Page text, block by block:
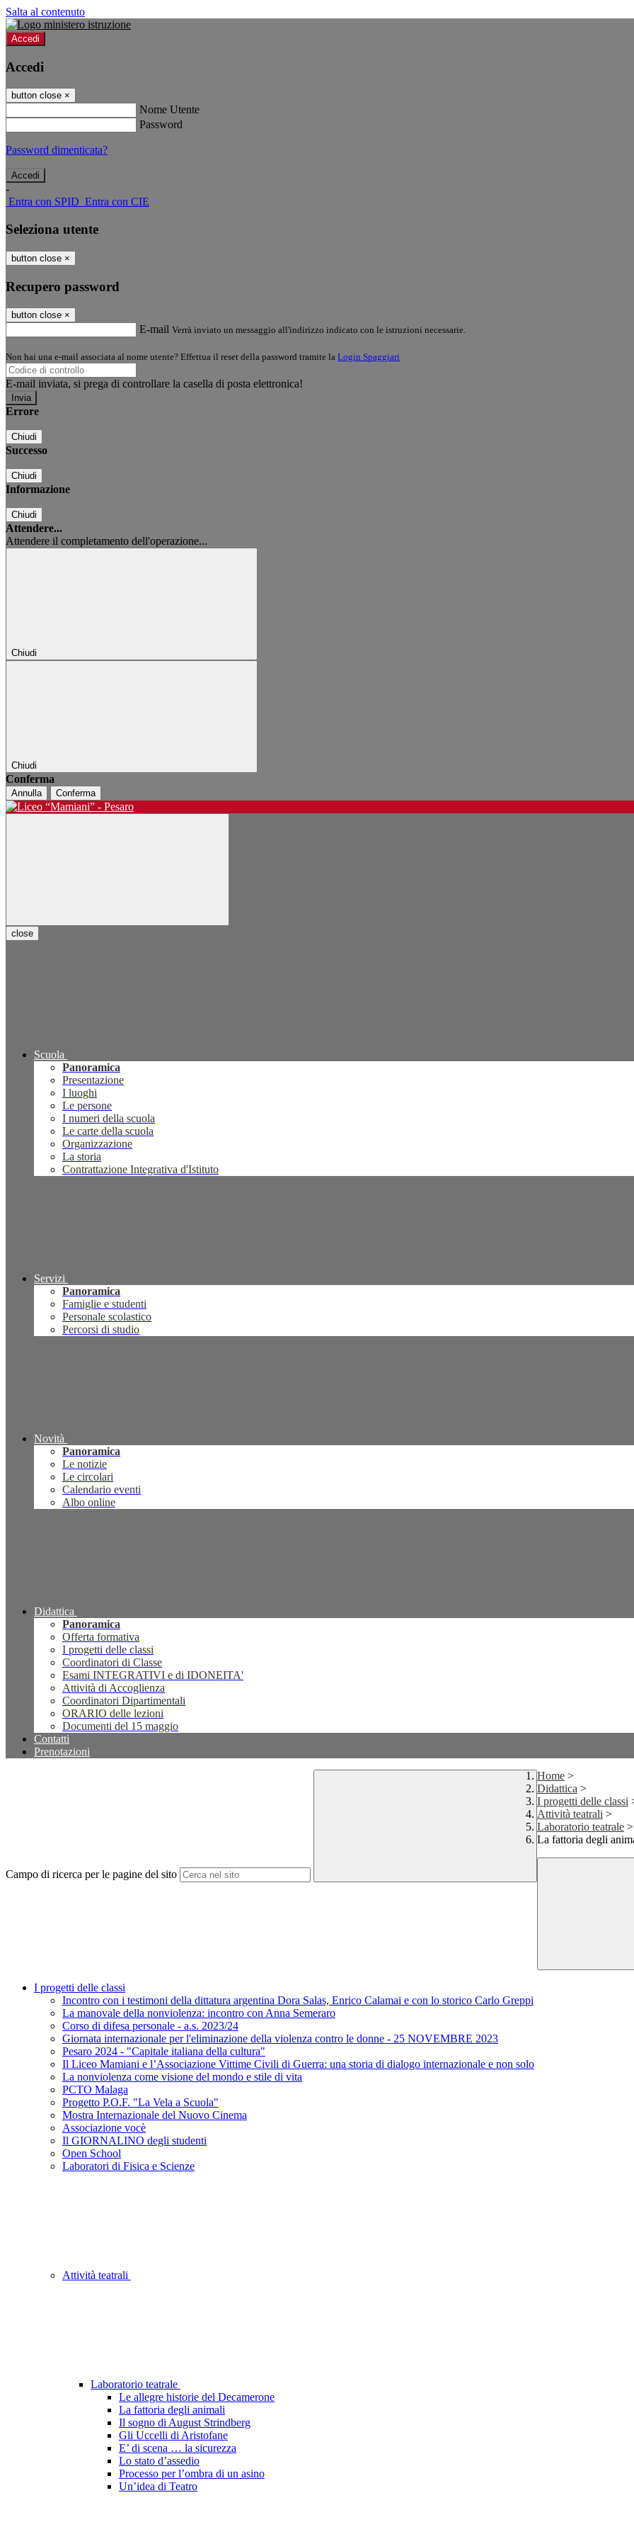
Salta al contenuto
Accedi
Accedi
button close ×
Nome Utente
Password
Password dimenticata?
-
Entra con SPID Entra con CIE
Seleziona utente
button close ×
Recupero password
button close ×
E-mail Verrà inviato un messaggio all'indirizzo indicato con le istruzioni necessarie.
Non hai una e-mail associata al nome utente? Effettua il reset della password tramite la Login Spaggiari
E-mail inviata, si prega di controllare la casella di posta elettronica!
Errore
Chiudi
Successo
Chiudi
Informazione
Chiudi
Attendere...
Attendere il completamento dell'operazione...
Chiudi
Chiudi
Conferma
Annulla Conferma
close
Scuola
Panoramica
Presentazione
I luoghi
Le persone
I numeri della scuola
Le carte della scuola
Organizzazione
La storia
Contrattazione Integrativa d'Istituto
Servizi
Panoramica
Famiglie e studenti
Personale scolastico
Percorsi di studio
Novità
Panoramica
Le notizie
Le circolari
Calendario eventi
Albo online
Didattica
Panoramica
Offerta formativa
I progetti delle classi
Coordinatori di Classe
Esami INTEGRATIVI e di IDONEITA'
Attività di Accoglienza
Coordinatori Dipartimentali
ORARIO delle lezioni
Documenti del 15 maggio
Contatti
Prenotazioni
Campo di ricerca per le pagine del sito
Home >
Didattica >
I progetti delle classi
Attività teatrali >
Laboratorio teatrale >
La fattoria degli
I progetti delle classi
Incontro con i testimoni della dittatura argentina Dora Salas, Enrico Calamai e con lo storico Carlo Greppi
La manovale della nonviolenza: incontro con Anna Semeraro
Corso di difesa personale - a.s. 2023/24
Giornata internazionale per l'eliminazione della violenza contro le donne - 25 NOVEMBRE 2023
Pesaro 2024 - "Capitale italiana della cultura"
Il Liceo Mamiani e l’Associazione Vittime Civili di Guerra: una storia di dialogo internazionale e non solo
La nonviolenza come visione del mondo e stile di vita
PCTO Malaga
Progetto P.O.F. "La Vela a Scuola"
Mostra Internazionale del Nuovo Cinema
Associazione vocè
Il GIORNALINO degli studenti
Open School
Laboratori di Fisica e Scienze
Attività teatrali
Laboratorio teatrale
Le allegre historie del Decamerone
La fattoria degli animali
Il sogno di August Strindberg
Gli Uccelli di Aristofane
E’ di scena … la sicurezza
Lo stato d’assedio
Processo per l’ombra di un asino
Un’idea di Teatro